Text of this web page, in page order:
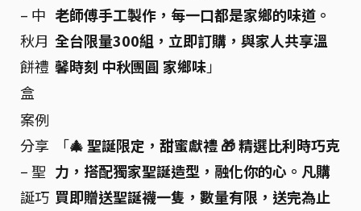
– 中
秋月
餅禮
盒
老師傅手工製作，每一口都是家鄉的味道。
全台限量300組，立即訂購，與家人共享溫
馨時刻 中秋團圓 家鄉味」
案例
分享
– 聖
誕巧
「🎄 聖誕限定，甜蜜獻禮 🎁 精選比利時巧克
力，搭配獨家聖誕造型，融化你的心。凡購
買即贈送聖誕襪一隻，數量有限，送完為止